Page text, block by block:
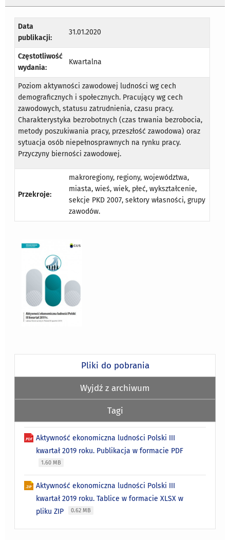
Data
publikacji:
31.01.2020
Częstotliwość
wydania:
Kwartalna
Poziom aktywności zawodowej ludności wg cech
demograficznych i społecznych. Pracujący wg cech
zawodowych, statusu zatrudnienia, czasu pracy.
Charakterystyka bezrobotnych (czas trwania bezrobocia,
metody poszukiwania pracy, przeszłość zawodowa) oraz
sytuacja osób niepełnosprawnych na rynku pracy.
Przyczyny bierności zawodowej.
Przekroje:
makroregiony, regiony, województwa,
miasta, wieś, wiek, płeć, wykształcenie,
sekcje PKD 2007, sektory własności, grupy
zawodów.
Pliki do pobrania
Wyjdź z archiwum
Tagi
Aktywność ekonomiczna ludności Polski III
kwartał 2019 roku. Publikacja w formacie PDF
1.60 MB
Aktywność ekonomiczna ludności Polski III
kwartał 2019 roku. Tablice w formacie XLSX w
pliku ZIP
0.62 MB